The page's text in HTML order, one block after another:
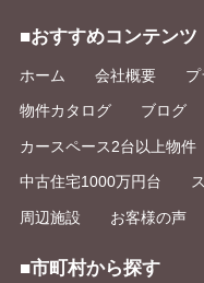
■おすすめコンテンツ
ホーム 会社概要
物件カタログ ブログ
カースペース2台以上物件
中古住宅1000万円台
周辺施設 お客様の声
■市町村から探す